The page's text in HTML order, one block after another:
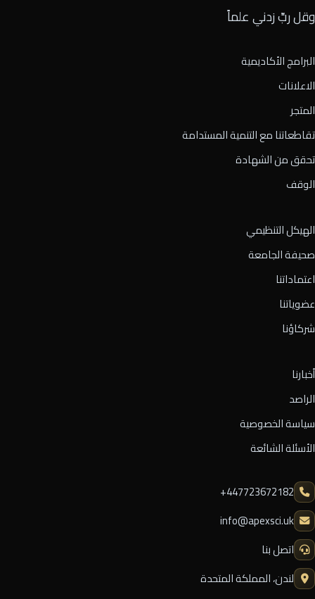
وقل ربِّ زدني علماً
البرامج الأكاديمية
الاعلانات
المتجر
تقاطعاتنا مع التنمية المستدامة
تحقق من الشهادة
الوقف
الهيكل التنظيمي
صحيفة الجامعة
اعتماداتنا
عضوياتنا
شركاؤنا
أخبارنا
الراصد
سياسة الخصوصية
الأسئلة الشائعة
⁦+447723672182⁩
info@apexsci.uk
اتصل بنا
لندن، المملكة المتحدة